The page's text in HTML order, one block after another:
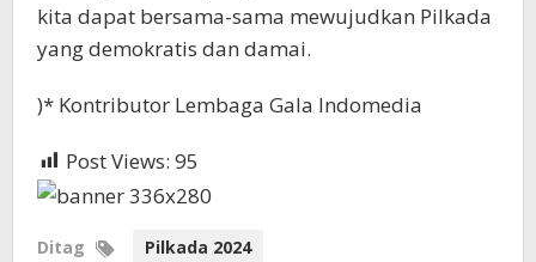
kita dapat bersama-sama mewujudkan Pilkada
yang demokratis dan damai.
)* Kontributor Lembaga Gala Indomedia
Post Views: 95
Ditag Pilkada 2024